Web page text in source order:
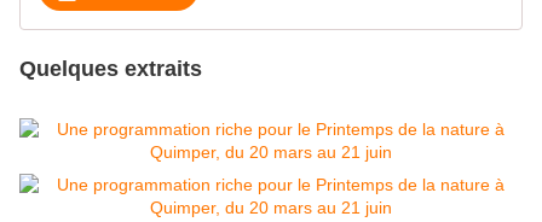
Quelques extraits